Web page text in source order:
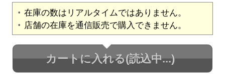
在庫の数はリアルタイムではありません。
店舗の在庫を通信販売で購入できません。
カートに入れる(読込中...)